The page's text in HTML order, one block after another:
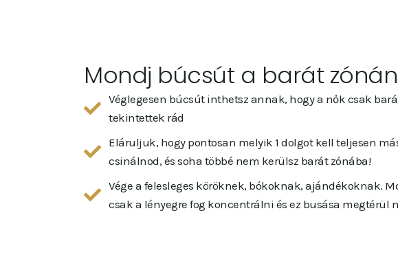
Mondj búcsút a barát
Véglegesen búcsút inthetsz annak, hogy a nők csak
tekintettek rád
Eláruljuk, hogy pontosan melyik 1 dolgot kell teljesen
csinálnod, és soha többé nem kerülsz barát zónába!
Vége a felesleges köröknek, bókoknak, ajándékoknak.
csak a lényegre fog koncentrálni és ez busása megtérül